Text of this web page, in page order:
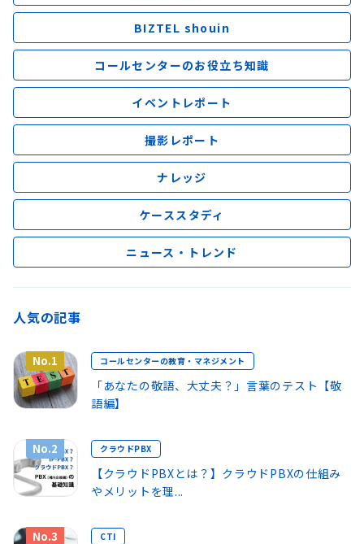
BIZTEL shouin
コールセンターのお役立ち知識
イベントレポート
撮影レポート
ナレッジ
ケーススタディ
ニュース・トレンド
人気の記事
No.1 コールセンターの教育・マネジメント
「あなたの敬語、大丈夫？」言葉のテスト【敬
語編】
No.2 クラウドPBX
【クラウドPBXとは？】クラウドPBXの仕組み
やメリットを理...
No.3 CTI